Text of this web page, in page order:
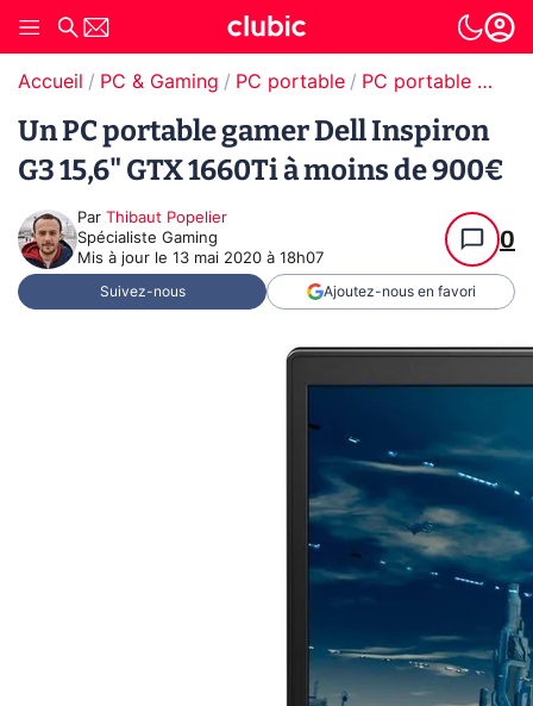
Accueil PC & Gaming PC portable PC portable gamer
Un PC portable gamer Dell Inspiron
G3 15,6" GTX 1660Ti à moins de 900€
Par Thibaut Popelier
Spécialiste Gaming
Mis à jour le 13 mai 2020 à 18h07
0
Suivez-nous Ajoutez-nous en favori